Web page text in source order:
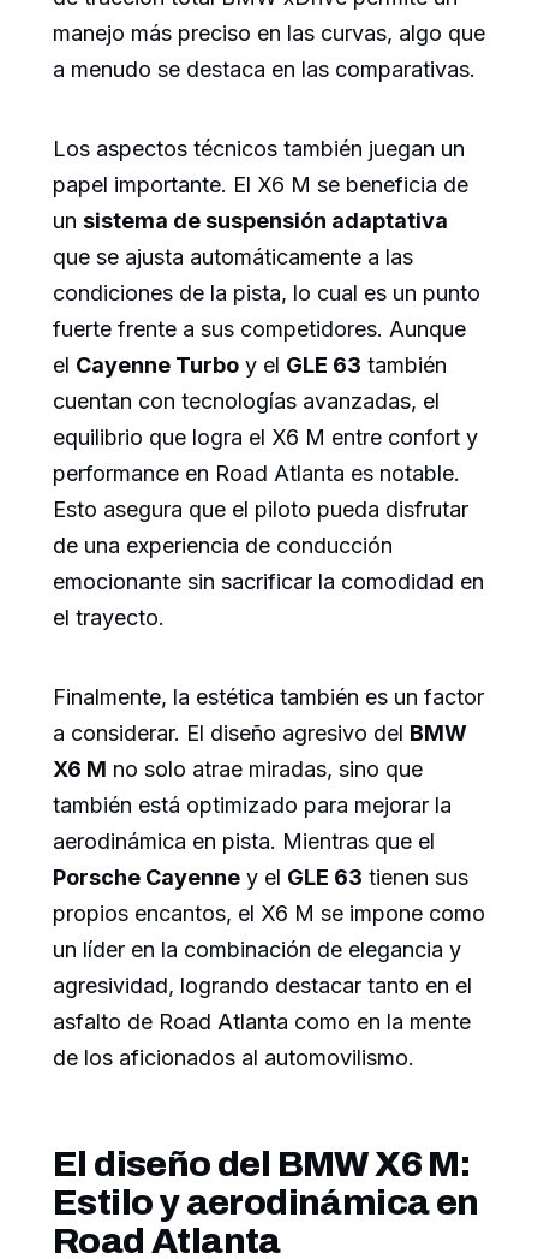
manejo más preciso en las curvas, algo que
a menudo se destaca en las comparativas.
Los aspectos técnicos también juegan un
papel importante. El X6 M se beneficia de
un sistema de suspensión adaptativa
que se ajusta automáticamente a las
condiciones de la pista, lo cual es un punto
fuerte frente a sus competidores. Aunque
el Cayenne Turbo y el GLE 63 también
cuentan con tecnologías avanzadas, el
equilibrio que logra el X6 M entre confort y
performance en Road Atlanta es notable.
Esto asegura que el piloto pueda disfrutar
de una experiencia de conducción
emocionante sin sacrificar la comodidad en
el trayecto.
Finalmente, la estética también es un factor
a considerar. El diseño agresivo del BMW
X6 M no solo atrae miradas, sino que
también está optimizado para mejorar la
aerodinámica en pista. Mientras que el
Porsche Cayenne y el GLE 63 tienen sus
propios encantos, el X6 M se impone como
un líder en la combinación de elegancia y
agresividad, logrando destacar tanto en el
asfalto de Road Atlanta como en la mente
de los aficionados al automovilismo.
El diseño del BMW X6 M:
Estilo y aerodinámica en
Road Atlanta